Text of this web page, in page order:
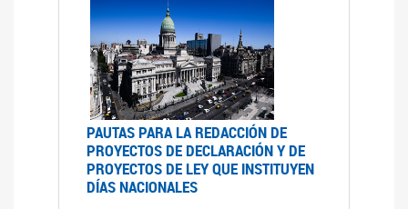
PAUTAS PARA LA REDACCIÓN DE
PROYECTOS DE DECLARACIÓN Y DE
PROYECTOS DE LEY QUE INSTITUYEN
DÍAS NACIONALES